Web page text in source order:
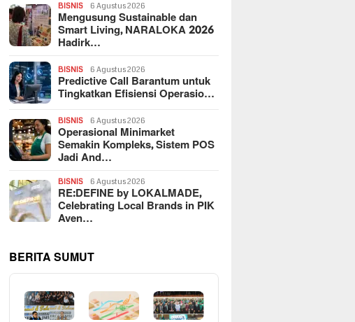
BISNIS 6 Agustus 2026
Mengusung Sustainable dan
Smart Living, NARALOKA 2026
Hadirk…
BISNIS 6 Agustus 2026
Predictive Call Barantum untuk
Tingkatkan Efisiensi Operasio…
BISNIS 6 Agustus 2026
Operasional Minimarket
Semakin Kompleks, Sistem POS
Jadi And…
BISNIS 6 Agustus 2026
RE:DEFINE by LOKALMADE,
Celebrating Local Brands in PIK
Aven…
BERITA SUMUT